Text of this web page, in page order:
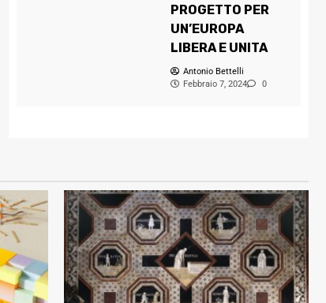
PROGETTO PER
UN’EUROPA
LIBERA E UNITA
Antonio Bettelli
Febbraio 7, 2024
0